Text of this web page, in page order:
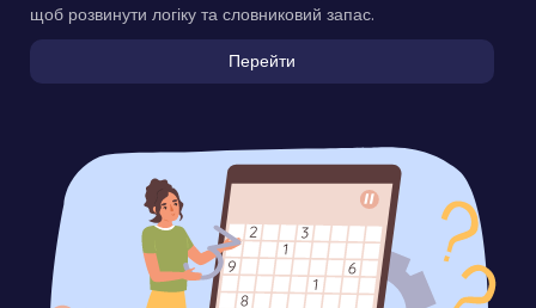
щоб розвинути логіку та словниковий запас.
Перейти